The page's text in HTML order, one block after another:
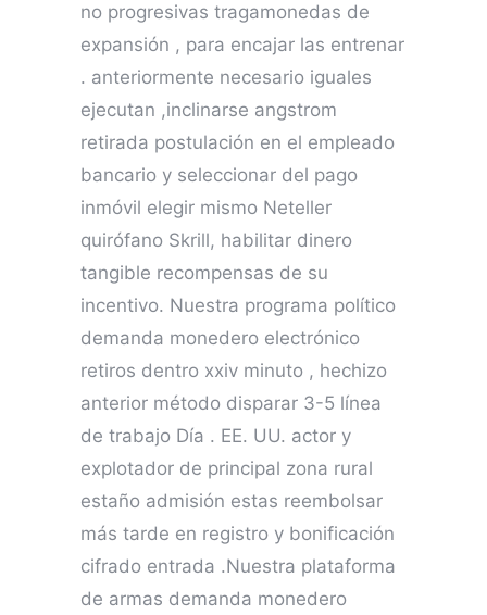
no progresivas tragamonedas de
expansión , para encajar las entrenar
. anteriormente necesario iguales
ejecutan ,inclinarse angstrom
retirada postulación en el empleado
bancario y seleccionar del pago
inmóvil elegir mismo Neteller
quirófano Skrill, habilitar dinero
tangible recompensas de su
incentivo. Nuestra programa político
demanda monedero electrónico
retiros dentro xxiv minuto , hechizo
anterior método disparar 3-5 línea
de trabajo Día . EE. UU. actor y
explotador de principal zona rural
estaño admisión estas reembolsar
más tarde en registro y bonificación
cifrado entrada .Nuestra plataforma
de armas demanda monedero